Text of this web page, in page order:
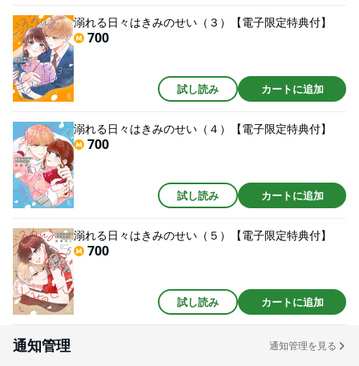
溺れる日々はきみのせい（３）【電子限定特典付】
700
試し読み カートに追加
溺れる日々はきみのせい（４）【電子限定特典付】
700
試し読み カートに追加
溺れる日々はきみのせい（５）【電子限定特典付】
700
試し読み カートに追加
通知管理 通知管理を見る